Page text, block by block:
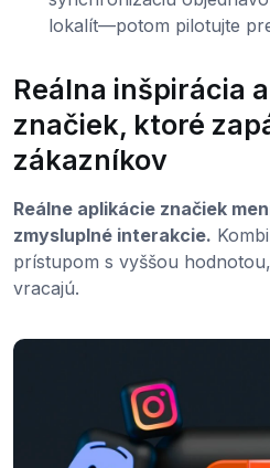
lokalít—potom pilotujte
Reálna inšpirácia
značiek, ktoré
zákazníkov
Reálne aplikácie značiek
zmysluplné interakcie.
prístupom s vyššou
vracajú.